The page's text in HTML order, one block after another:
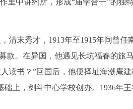
里中讲约所，形成“庙学合一”的
清末秀才，1913年至1915年间曾
款。在异国，他遇见长坑福春的旅
读书？”回国后，他便择址海潮庵
础上，剑斗中心学校创办。1936年